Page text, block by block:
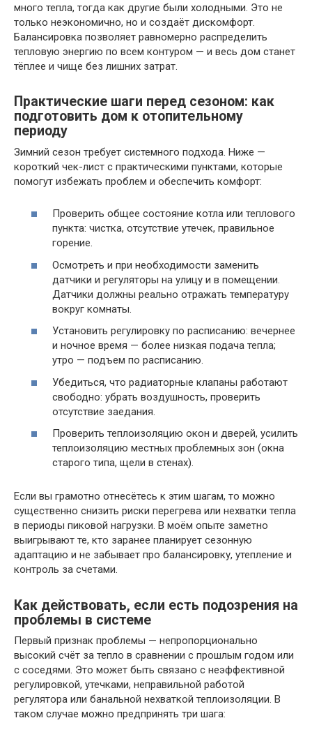
много тепла, тогда как другие были холодными. Это не
только неэкономично, но и создаёт дискомфорт.
Балансировка позволяет равномерно распределить
тепловую энергию по всем контуром — и весь дом станет
тёплее и чище без лишних затрат.
Практические шаги перед сезоном: как
подготовить дом к отопительному
периоду
Зимний сезон требует системного подхода. Ниже —
короткий чек-лист с практическими пунктами, которые
помогут избежать проблем и обеспечить комфорт:
Проверить общее состояние котла или теплового
пункта: чистка, отсутствие утечек, правильное
горение.
Осмотреть и при необходимости заменить
датчики и регуляторы на улицу и в помещении.
Датчики должны реально отражать температуру
вокруг комнаты.
Установить регулировку по расписанию: вечернее
и ночное время — более низкая подача тепла;
утро — подъем по расписанию.
Убедиться, что радиаторные клапаны работают
свободно: убрать воздушность, проверить
отсутствие заедания.
Проверить теплоизоляцию окон и дверей, усилить
теплоизоляцию местных проблемных зон (окна
старого типа, щели в стенах).
Если вы грамотно отнесётесь к этим шагам, то можно
существенно снизить риски перегрева или нехватки тепла
в периоды пиковой нагрузки. В моём опыте заметно
выигрывают те, кто заранее планирует сезонную
адаптацию и не забывает про балансировку, утепление и
контроль за счетами.
Как действовать, если есть подозрения на
проблемы в системе
Первый признак проблемы — непропорционально
высокий счёт за тепло в сравнении с прошлым годом или
с соседями. Это может быть связано с неэффективной
регулировкой, утечками, неправильной работой
регулятора или банальной нехваткой теплоизоляции. В
таком случае можно предпринять три шага: